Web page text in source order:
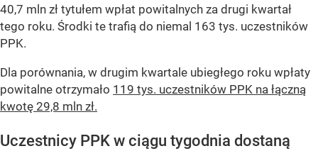
40,7 mln zł tytułem wpłat powitalnych za drugi kwartał
tego roku. Środki te trafią do niemal 163 tys. uczestników
PPK.
Dla porównania, w drugim kwartale ubiegłego roku wpłaty
powitalne otrzymało 119 tys. uczestników PPK na łączną
kwotę 29,8 mln zł.
Uczestnicy PPK w ciągu tygodnia dostaną